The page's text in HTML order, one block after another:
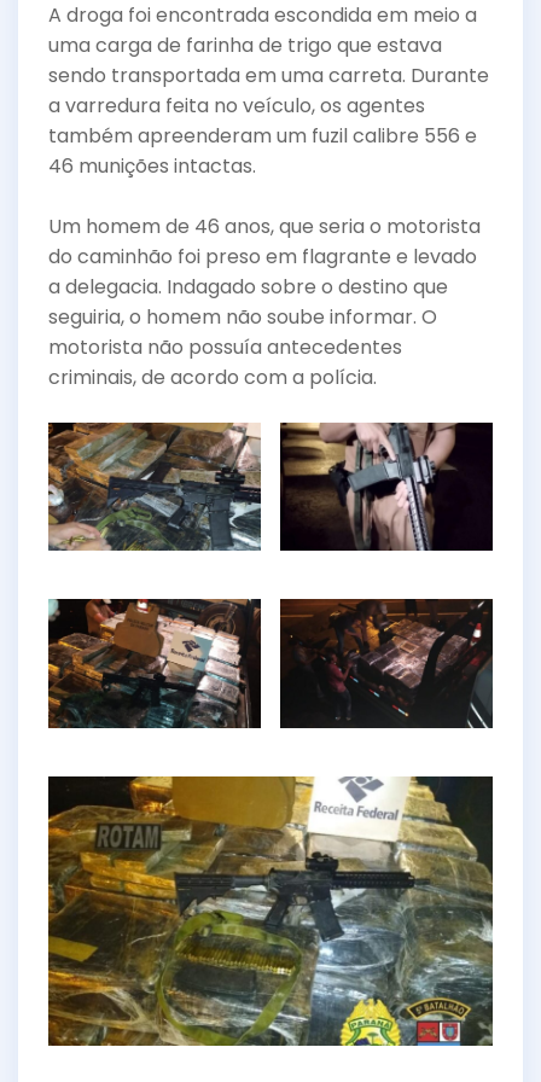
A droga foi encontrada escondida em meio a
uma carga de farinha de trigo que estava
sendo transportada em uma carreta. Durante
a varredura feita no veículo, os agentes
também apreenderam um fuzil calibre 556 e
46 munições intactas.
Um homem de 46 anos, que seria o motorista
do caminhão foi preso em flagrante e levado
a delegacia. Indagado sobre o destino que
seguiria, o homem não soube informar. O
motorista não possuía antecedentes
criminais, de acordo com a polícia.